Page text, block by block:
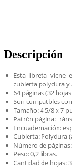
Descripción
Esta libreta viene
cubierta polydura y
64 páginas (32
Son compatbles
Tamaño: 4 5/8 x 7
Patrón página:
Encuadernación:
Cubierta: Polydura
Número de
Peso: 0,2 libras.
Cantidad de hojas: